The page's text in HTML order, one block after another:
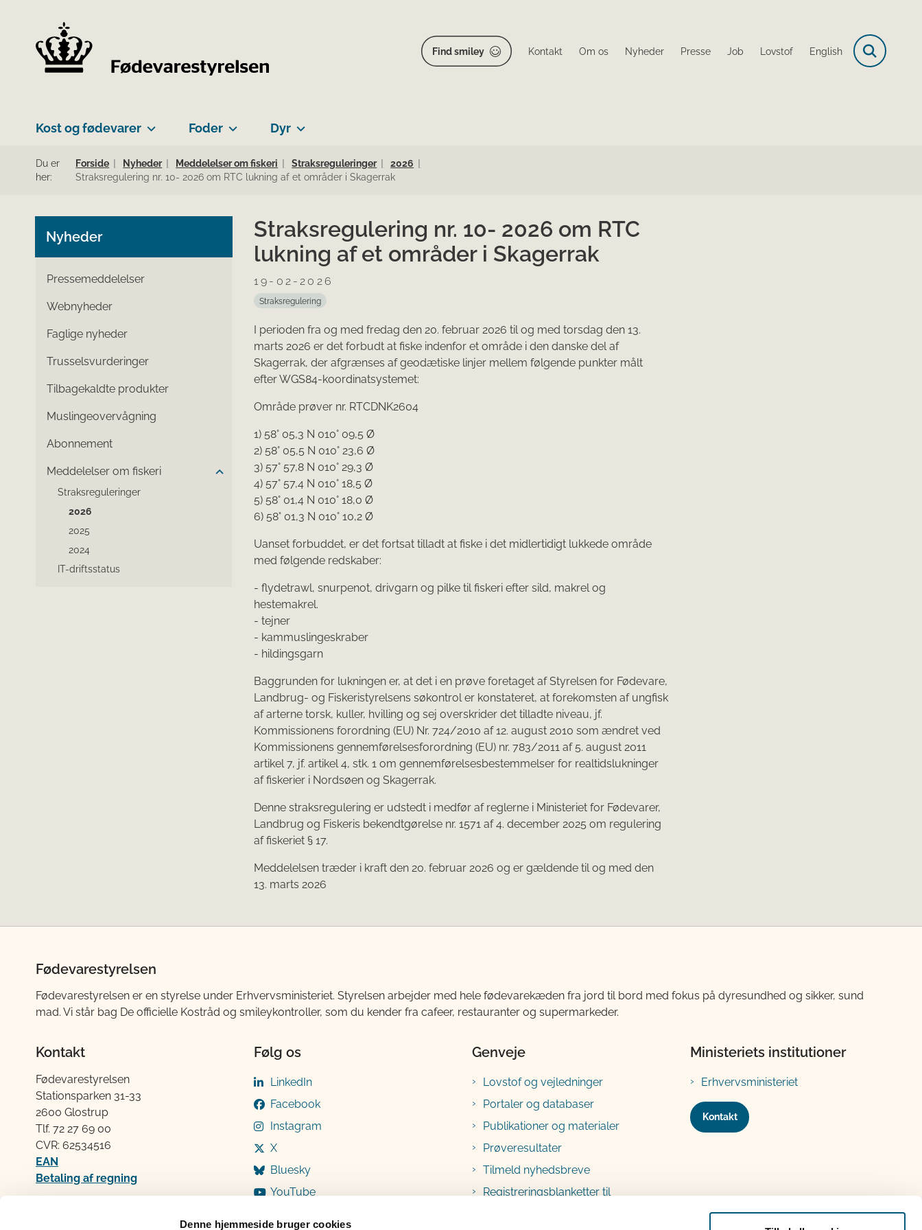
Denne hjemmeside bruger cookies
Find smiley Kontakt Om os Nyheder Presse Job Lovstof English
Kost og fødevarer Foder Dyr
Du er
her:
Forside Nyheder Meddelelser om fiskeri Straksreguleringer
2026
Straksregulering nr. 10- 2026 om RTC lukning af et områder i Skagerrak
Nyheder
Pressemeddelelser
Webnyheder
Faglige nyheder
Trusselsvurderinger
Tilbagekaldte produkter
Muslingeovervågning
Abonnement
Meddelelser om fiskeri
Straksreguleringer
2026
2025
2024
IT-driftsstatus
Straksregulering nr. 10- 2026 om RTC
lukning af et områder i Skagerrak
19-02-2026
Straksregulering
I perioden fra og med fredag den 20. februar 2026 til og med torsdag den 13.
marts 2026 er det forbudt at fiske indenfor et område i den danske del af
Skagerrak, der afgrænses af geodætiske linjer mellem følgende punkter målt
efter WGS84-koordinatsystemet:
Område prøver nr. RTCDNK2604
1) 58° 05,3 N 010° 09,5 Ø
2) 58° 05,5 N 010° 23,6 Ø
3) 57° 57,8 N 010° 29,3 Ø
4) 57° 57,4 N 010° 18,5 Ø
5) 58° 01,4 N 010° 18,0 Ø
6) 58° 01,3 N 010° 10,2 Ø
Uanset forbuddet, er det fortsat tilladt at fiske i det midlertidigt lukkede område
med følgende redskaber:
- flydetrawl, snurpenot, drivgarn og pilke til fiskeri efter sild, makrel og
hestemakrel.
- tejner
- kammuslingeskraber
- hildingsgarn
Baggrunden for lukningen er, at det i en prøve foretaget af Styrelsen for Fødevare,
Landbrug- og Fiskeristyrelsens søkontrol er konstateret, at forekomsten af ungfisk
af arterne torsk, kuller, hvilling og sej overskrider det tilladte niveau, jf.
Kommissionens forordning (EU) Nr. 724/2010 af 12. august 2010 som ændret ved
Kommissionens gennemførelsesforordning (EU) nr. 783/2011 af 5. august 2011
artikel 7, jf. artikel 4, stk. 1 om gennemførelsesbestemmelser for realtidslukninger
af fiskerier i Nordsøen og Skagerrak.
Denne straksregulering er udstedt i medfør af reglerne i Ministeriet for Fødevarer,
Landbrug og Fiskeris bekendtgørelse nr. 1571 af 4. december 2025 om regulering
af fiskeriet § 17.
Meddelelsen træder i kraft den 20. februar 2026 og er gældende til og med den
13. marts 2026
Fødevarestyrelsen
Fødevarestyrelsen er en styrelse under Erhvervsministeriet. Styrelsen arbejder med hele fødevarekæden fra jord til bord med fokus på dyresundhed og sikker, sund
mad. Vi står bag De officielle Kostråd og smileykontroller, som du kender fra cafeer, restauranter og supermarkeder.
Kontakt
Fødevarestyrelsen
Stationsparken 31-33
2600 Glostrup
Tlf. 72 2​​​7 69 00
CVR: 62534516
EAN
Betaling af regning
Følg os
LinkedIn
Facebook
Instagram
X
Bluesky
YouTube
Genveje
Lovstof og vejledninger
Portaler og databaser
Publikationer og materialer
Prøveresultater
Tilmeld nyhedsbreve
Registreringsblanketter til
Ministeriets institutioner
Erhvervsministeriet
Kontakt